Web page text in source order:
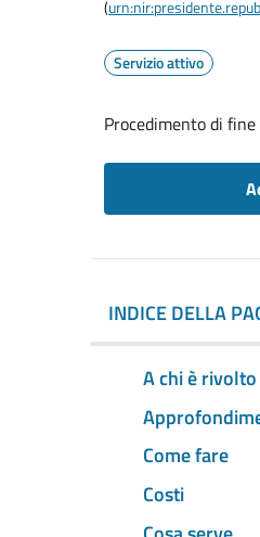
(
Servizio attivo
Procedimento di
INDICE DELLA
A chi è rivolto
Come fare
Costi